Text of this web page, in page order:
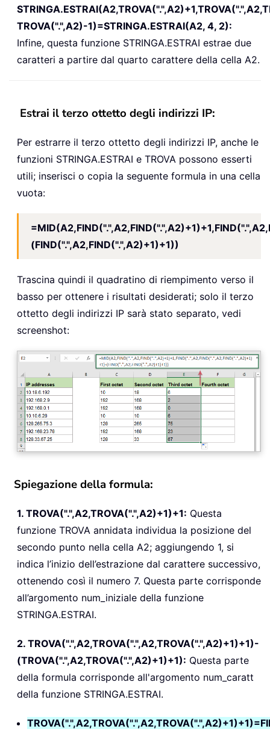
TROVA(".",A2)-1)=STRINGA.ESTRAI(A2, 4, 2):
Infine, questa funzione STRINGA.ESTRAI estrae due
caratteri a partire dal quarto carattere della cella A2.
Estrai il terzo ottetto degli indirizzi IP:
Per estrarre il terzo ottetto degli indirizzi IP, anche le
funzioni STRINGA.ESTRAI e TROVA possono esserti
utili; inserisci o copia la seguente formula in una cella
vuota:
(FIND(".",A2,FIND(".",A2)+1)+1))
Trascina quindi il quadratino di riempimento verso il
basso per ottenere i risultati desiderati; solo il terzo
ottetto degli indirizzi IP sarà stato separato, vedi
screenshot:
Spiegazione della formula:
1. TROVA(".",A2,TROVA(".",A2)+1)+1: Questa
funzione TROVA annidata individua la posizione del
secondo punto nella cella A2; aggiungendo 1, si
indica l’inizio dell’estrazione dal carattere successivo,
ottenendo così il numero 7. Questa parte corrisponde
all’argomento num_iniziale della funzione
STRINGA.ESTRAI.
2. TROVA(".",A2,TROVA(".",A2,TROVA(".",A2)+1)+1)-
(TROVA(".",A2,TROVA(".",A2)+1)+1): Questa parte
della formula corrisponde all'argomento num_caratt
della funzione STRINGA.ESTRAI.